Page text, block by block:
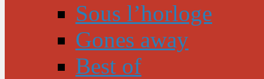
Sous l’horloge
Gones away
Best of